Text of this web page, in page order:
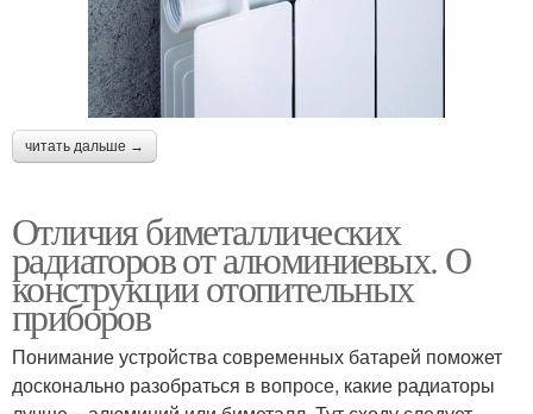
читать дальше →
Отличия биметаллических
радиаторов от алюминиевых. О
конструкции отопительных
приборов
Понимание устройства современных батарей поможет
досконально разобраться в вопросе, какие радиаторы